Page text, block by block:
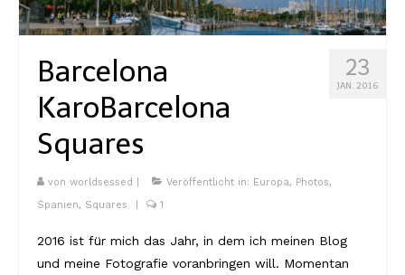
Kambodscha
Laos
Malaysia
Myanmar
Singapur
Sri Lanka
23
JAN. 2016
Barcelona
KaroBarcelona
Squares
von worldsessed Veröffentlicht in: Europa, Photos,
Spanien, Squares 1
2016 ist für mich das Jahr, in dem ich meinen Blog
und meine Fotografie voranbringen will. Momentan